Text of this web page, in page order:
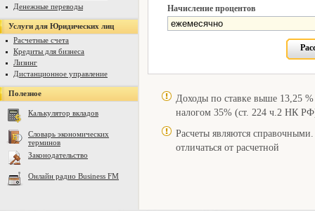
Денежные переводы
Услуги для Юридических лиц
Расчетные счета
Кредиты для бизнеса
Лизинг
Дистанционное управление
Полезное
Калькулятор вкладов
Словарь экономических
терминов
Законодательство
Онлайн радио Business FM
Начисление процентов
Доходы по ставке выше 13,25
налогом 35% (ст. 224 ч.2 НК
Расчеты являются
отличаться от расчетной